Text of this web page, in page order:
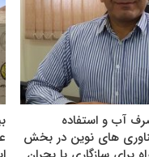
آب و استفاده
های نوین در بخش